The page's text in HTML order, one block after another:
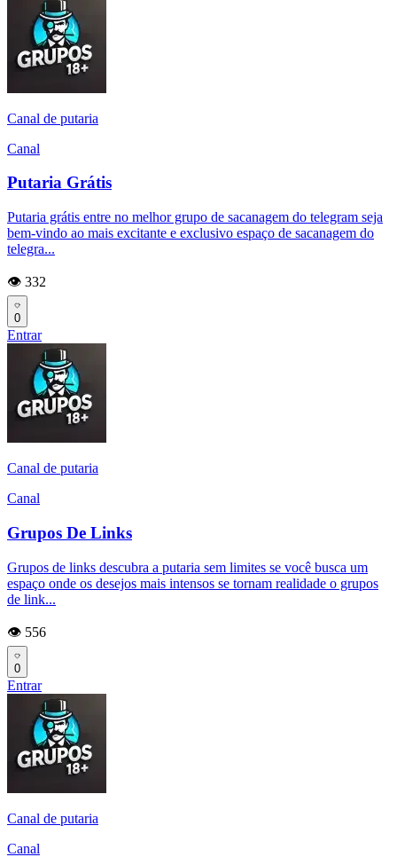
Canal de putaria
Canal
Putaria Grátis
Putaria grátis entre no melhor grupo de sacanagem do telegram seja
bem-vindo ao mais excitante e exclusivo espaço de sacanagem do
telegra...
👁️ 332
0
Entrar
Canal de putaria
Canal
Grupos De Links
Grupos de links descubra a putaria sem limites se você busca um
espaço onde os desejos mais intensos se tornam realidade o grupos
de link...
👁️ 556
0
Entrar
Canal de putaria
Canal